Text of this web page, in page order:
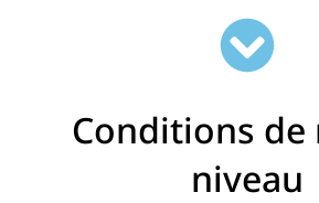
Conditions de
niveau